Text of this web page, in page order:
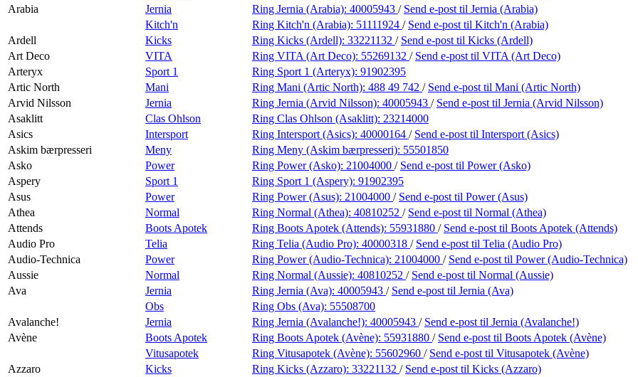
Arabia
Jernia Ring Jernia (Arabia): 40005943 / Send e-post til Jernia (Arabia)
Kitch'n
Ring Kitch'n (Arabia): 51111924 / Send e-post til Kitch'n (Arabia)
Ardell
Kicks Ring Kicks (Ardell): 33221132 / Send e-post til Kicks (Ardell)
Art Deco
VITA Ring VITA (Art Deco): 55269132 / Send e-post til VITA (Art Deco)
Arteryx
Sport 1 Ring Sport 1 (Arteryx): 91902395
Artic North
Mani Ring Mani (Artic North): 488 49 742 / Send e-post til Mani (Artic North)
Arvid Nilsson
Jernia Ring Jernia (Arvid Nilsson): 40005943 / Send e-post til Jernia (Arvid Nilsson)
Asaklitt
Clas Ohlson Ring Clas Ohlson (Asaklitt): 23214000
Asics
Intersport Ring Intersport (Asics): 40000164 / Send e-post til Intersport (Asics)
Askim bærpresseri
Meny Ring Meny (Askim bærpresseri): 55501850
Asko
Power Ring Power (Asko): 21004000 / Send e-post til Power (Asko)
Aspery
Sport 1 Ring Sport 1 (Aspery): 91902395
Asus
Power Ring Power (Asus): 21004000 / Send e-post til Power (Asus)
Athea
Normal Ring Normal (Athea): 40810252 / Send e-post til Normal (Athea)
Attends
Boots Apotek Ring Boots Apotek (Attends): 55931880 / Send e-post til Boots Apotek (Attends)
Audio Pro
Telia Ring Telia (Audio Pro): 40000318 / Send e-post til Telia (Audio Pro)
Audio-Technica
Power Ring Power (Audio-Technica): 21004000 / Send e-post til Power (Audio-Technica)
Aussie
Normal Ring Normal (Aussie): 40810252 / Send e-post til Normal (Aussie)
Ava
Jernia Ring Jernia (Ava): 40005943 / Send e-post til Jernia (Ava)
Obs
Ring Obs (Ava): 55508700
Avalanche!
Jernia Ring Jernia (Avalanche!): 40005943 / Send e-post til Jernia (Avalanche!)
Avène
Boots Apotek Ring Boots Apotek (Avène): 55931880 / Send e-post til Boots Apotek (Avène)
Vitusapotek
Ring Vitusapotek (Avène): 55602960 / Send e-post til Vitusapotek (Avène)
Azzaro
Kicks Ring Kicks (Azzaro): 33221132 / Send e-post til Kicks (Azzaro)